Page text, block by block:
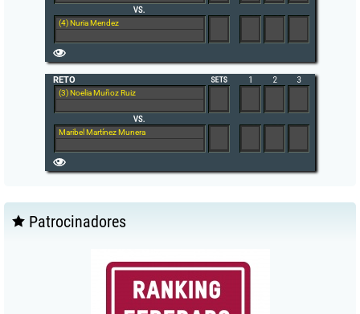
(4) Nuria Mendez
(3) Noelia Muñoz Ruiz
Maribel Martínez Munera
RETO
Patrocinadores